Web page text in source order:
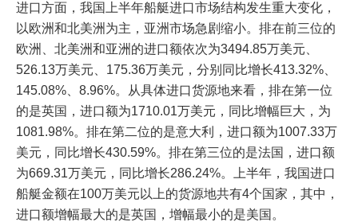
进口方面，我国上半年船艇进口市场结构发生重大变化，
以欧洲和北美洲为主，亚洲市场急剧缩小。排在前三位的
欧洲、北美洲和亚洲的进口额依次为3494.85万美元、
526.13万美元、175.36万美元，分别同比增长413.32%、
145.08%、8.96%。从具体进口货源地来看，排在第一位
的是英国，进口额为1710.01万美元，同比增幅巨大，为
1081.98%。排在第二位的是意大利，进口额为1007.33万
美元，同比增长430.59%。排在第三位的是法国，进口额
为669.31万美元，同比增长286.24%。上半年，我国进口
船艇金额在100万美元以上的货源地共有4个国家，其中，
进口额增幅最大的是英国，增幅最小的是美国。